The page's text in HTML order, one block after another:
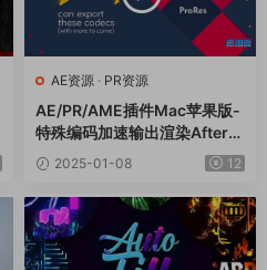
AE资源 · PR资源
AE/PR/AME插件Mac苹果版-
特殊编码加速输出渲染AfterC
odecs v1.11.2
2025-01-08 12